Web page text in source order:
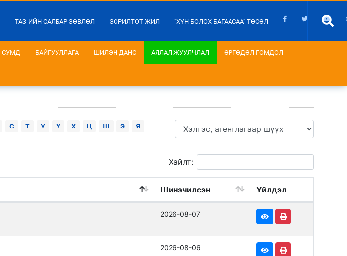
ТАЗ-ИЙН САЛБАР ЗӨВЛӨЛ ЗОРИЛТОТ ЖИЛ "ХҮН БОЛОХ БАГААСАА" ТӨСӨЛ
СУМД БАЙГУУЛЛАГА ШИЛЭН ДАНС АЯЛАЛ ЖУУЛЧЛАЛ ӨРГӨДӨЛ ГОМДОЛ
С Т У Ү Х Ц Ш Э Я
Хайлт:
Шинэчилсэн Үйлдэл
2026-08-07
2026-08-06